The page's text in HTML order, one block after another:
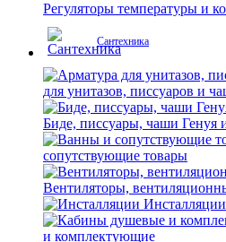
Регуляторы температуры и
Сантехника
для унитазов, писсуаров и
Биде, писсуары, чаши Генуя
сопутствующие товары
Вентиляторы,
Инсталляции
и комплектующие